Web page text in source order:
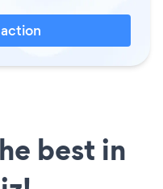
best in